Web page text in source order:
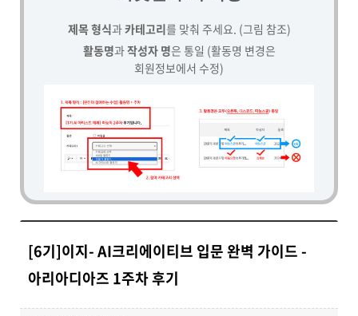
제목 형식과카테고리를 맞춰 주세요. (그림 참조)
활동명과작성자 명은 통일 (활동명 변경은
회원정보에서 수정)
[6기]이지- AI크리에이티브 입문 완벽 가이드 -
아리아디아즈 1주차 후기